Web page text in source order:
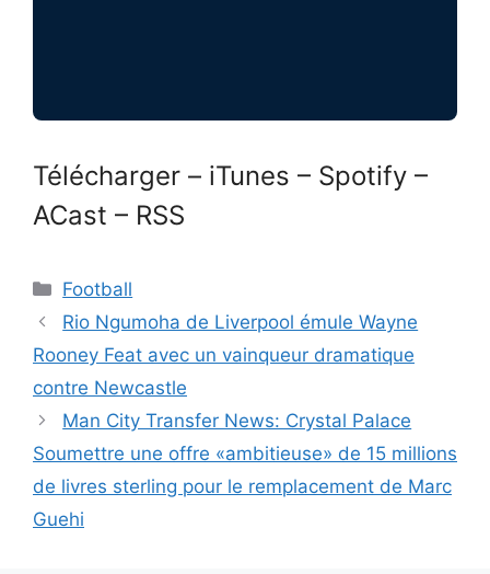
Télécharger – iTunes – Spotify –
ACast – RSS
Catégories
Football
Rio Ngumoha de Liverpool émule Wayne
Rooney Feat avec un vainqueur dramatique
contre Newcastle
Man City Transfer News: Crystal Palace
Soumettre une offre «ambitieuse» de 15 millions
de livres sterling pour le remplacement de Marc
Guehi